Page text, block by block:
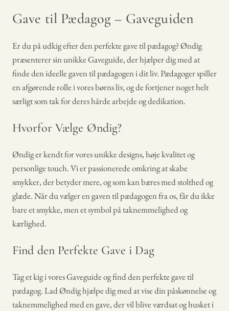
Gave til Pædagog – Gaveguiden
Er du på udkig efter den perfekte gave til pædagog? Øndig
præsenterer sin unikke Gaveguide, der hjælper dig med at
finde den ideelle gaven til pædagogen i dit liv. Pædagoger spiller
en afgørende rolle i vores børns liv, og de fortjener noget helt
særligt som tak for deres hårde arbejde og dedikation.
Hvorfor Vælge Øndig?
Øndig er kendt for vores unikke designs, høje kvalitet og
personlige touch. Vi er passionerede omkring at skabe
smykker, der betyder mere, og som kan bæres med stolthed og
glæde. Når du vælger en gaven til pædagogen fra os, får du ikke
bare et smykke, men et symbol på taknemmelighed og
kærlighed.
Find den Perfekte Gave i Dag
Tag et kig i vores Gaveguide og find den perfekte gave til
pædagog. Lad Øndig hjælpe dig med at vise din påskønnelse og
taknemmelighed med en gave, der vil blive værdsat og husket i